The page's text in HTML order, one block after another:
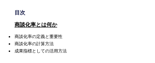
目次
商談化率とは何か
商談化率の定義と重要性
商談化率の計算方法
成果指標としての活用方法